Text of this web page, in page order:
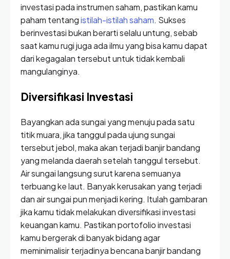
investasi pada instrumen saham, pastikan kamu
paham tentangistilah-istilah saham. Sukses
berinvestasi bukan berarti selalu untung, sebab
saat kamu rugi juga ada ilmu yang bisa kamu dapat
dari kegagalan tersebut untuk tidak kembali
mangulanginya.
Diversifikasi Investasi
Bayangkan ada sungai yang menuju pada satu
titik muara, jika tanggul pada ujung sungai
tersebut jebol, maka akan terjadi banjir bandang
yang melanda daerah setelah tanggul tersebut.
Air sungai langsung surut karena semuanya
terbuang ke laut. Banyak kerusakan yang terjadi
dan air sungai pun menjadi kering. Itulah gambaran
jika kamu tidak melakukan diversifikasi investasi
keuangan kamu. Pastikan portofolio investasi
kamu bergerak di banyak bidang agar
meminimalisir terjadinya bencana banjir bandang